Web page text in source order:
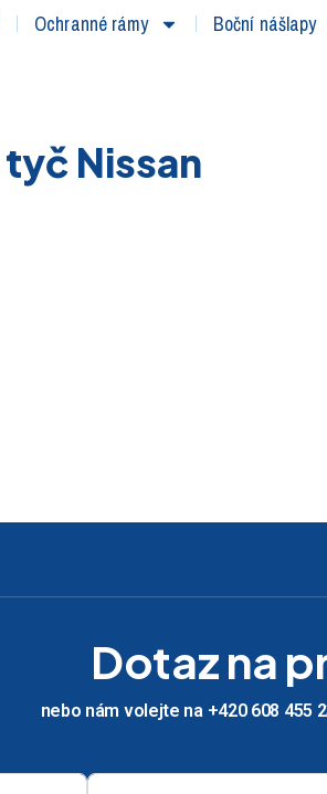
Ochranné rámy Boční nášlapy
Nissan
Dotaz na
nebo nám volejte na +420 608 455